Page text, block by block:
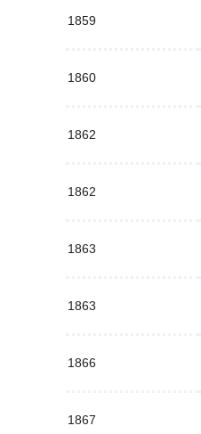
1859
1860
1862
1862
1863
1863
1866
1867